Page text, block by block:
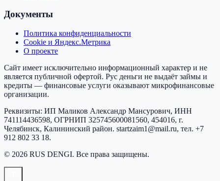
Документы
Политика конфиденциальности
Cookie и Яндекс.Метрика
О проекте
Сайт имеет исключительно информационный характер и не
является публичной офертой. Рус деньги не выдаёт займы и
кредиты — финансовые услуги оказывают микрофинансовые
организации.
Реквизиты: ИП Маликов Александр Мансурович, ИНН
741114436598, ОГРНИП 325745600081560, 454016, г.
Челябинск, Калининский район. startzaim1@mail.ru, тел. +7
912 802 33 18.
© 2026 RUS DENGI. Все права защищены.